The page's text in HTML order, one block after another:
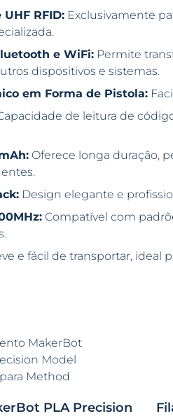
RFID:Exclusivamente
e WiFi:Permite
dispositivos e sistemas.
em Forma de Pistola:
de leitura de
Oferece longa duração,
Design elegante e
Compatível com
e fácil de transportar, ideal
PLA Precision